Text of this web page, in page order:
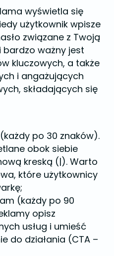
wyświetla się
użytkownik wpisze
związane z Twoją
ważny jest
kluczowych, a także
i angażujących
składających się
po 30 znaków).
obok siebie
kreską (|). Warto
które użytkownicy
(każdy po 90
opisz
usług i umieść
do działania (CTA –